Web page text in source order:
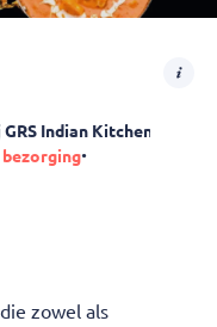
Indian Kitchen in
smaken – van knapperige
•
zowel als